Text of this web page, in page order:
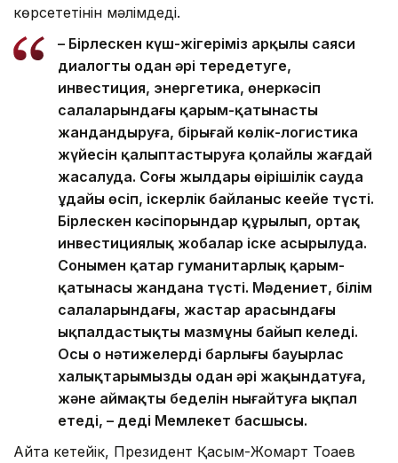
көрсететінін мәлімдеді.
– Бірлескен күш-жігеріміз арқылы саяси
диалогты одан әрі тереңдетуге,
инвестиция, энергетика, өнеркәсіп
салаларындағы қарым-қатынасты
жандандыруға, бірыңғай көлік-логистика
жүйесін қалыптастыруға қолайлы жағдай
жасалуда. Соңғы жылдары өңірішілік сауда
ұдайы өсіп, іскерлік байланыс кеңейе түсті.
Бірлескен кәсіпорындар құрылып, ортақ
инвестициялық жобалар іске асырылуда.
Сонымен қатар гуманитарлық қарым-
қатынасы жандана түсті. Мәдениет, білім
салаларындағы, жастар арасындағы
ықпалдастықтың мазмұны байып келеді.
Осы оң нәтижелердің барлығы бауырлас
халықтарымызды одан әрі жақындатуға,
және аймақтың беделін нығайтуға ықпал
етеді, – деді Мемлекет басшысы.
Айта кетейік, Президент Қасым-Жомарт Тоқаев